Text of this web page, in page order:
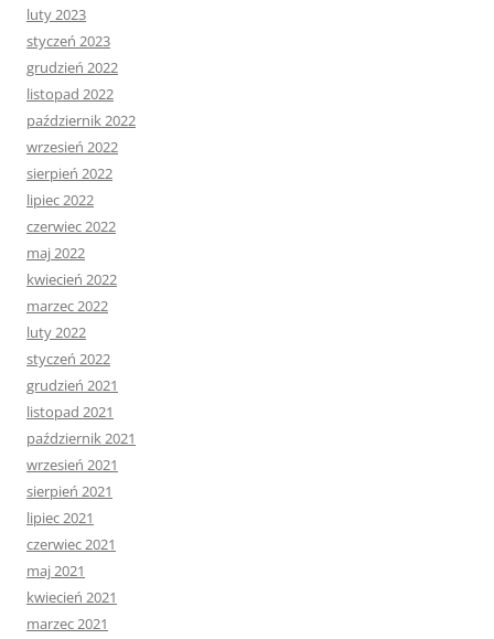
luty 2023
styczeń 2023
grudzień 2022
listopad 2022
październik 2022
wrzesień 2022
sierpień 2022
lipiec 2022
czerwiec 2022
maj 2022
kwiecień 2022
marzec 2022
luty 2022
styczeń 2022
grudzień 2021
listopad 2021
październik 2021
wrzesień 2021
sierpień 2021
lipiec 2021
czerwiec 2021
maj 2021
kwiecień 2021
marzec 2021